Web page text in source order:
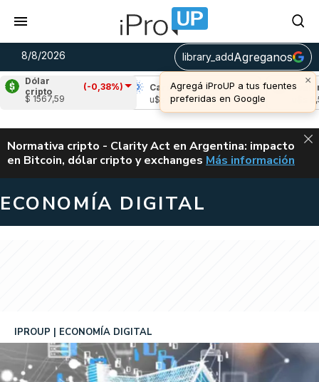
8/8/2026 library_add Agreganos
×
Agregá iProUP a tus fuentes
preferidas en Google
Dólar
cripto
(-0,38%)
$ 1567,59
(0,10%)
Cardano
(-1,32%)
u$s 0,20
ALERTA
Normativa cripto - Clarity Act en Argentina: impacto
en Bitcoin, dólar cripto y exchanges CLARITY ACT EN
Más información
ECONOMÍA DIGITAL
IPROUP ECONOMÍA DIGITAL